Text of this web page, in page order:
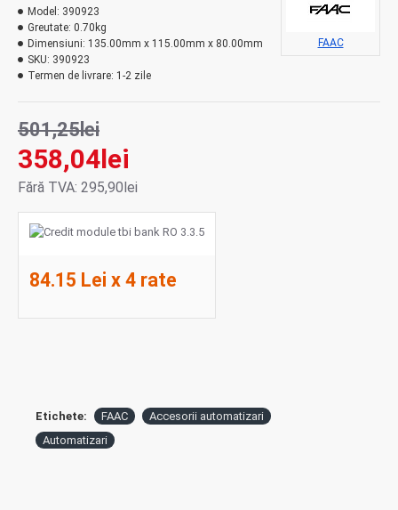
358,04lei
501,25lei
Fără TVA: 295,90lei
Model: 390923
Greutate: 0.70kg
Dimensiuni: 135.00mm x 115.00mm x 80.00mm
SKU: 390923
Termen de livrare: 1-2 zile
FAAC
84.15 Lei x 4 rate
Etichete: FAAC
Accesorii automatizari
Automatizari